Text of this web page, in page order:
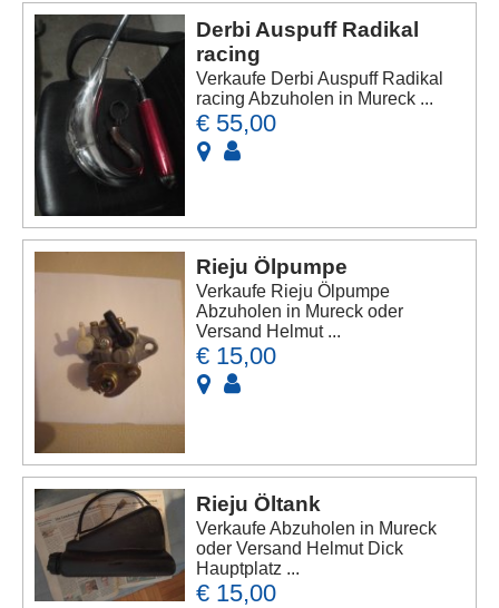
Derbi Auspuff Radikal
racing
Verkaufe Derbi Auspuff Radikal
racing Abzuholen in Mureck ...
€ 55,00
Rieju Ölpumpe
Verkaufe Rieju Ölpumpe
Abzuholen in Mureck oder
Versand Helmut ...
€ 15,00
Rieju Öltank
Verkaufe Abzuholen in Mureck
oder Versand Helmut Dick
Hauptplatz ...
€ 15,00